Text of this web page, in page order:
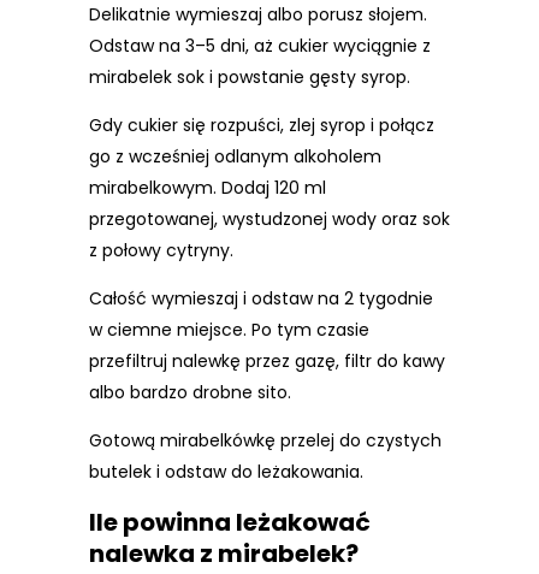
Delikatnie wymieszaj albo porusz słojem.
Odstaw na 3–5 dni, aż cukier wyciągnie z
mirabelek sok i powstanie gęsty syrop.
Gdy cukier się rozpuści, zlej syrop i połącz
go z wcześniej odlanym alkoholem
mirabelkowym. Dodaj 120 ml
przegotowanej, wystudzonej wody oraz sok
z połowy cytryny.
Całość wymieszaj i odstaw na 2 tygodnie
w ciemne miejsce. Po tym czasie
przefiltruj nalewkę przez gazę, filtr do kawy
albo bardzo drobne sito.
Gotową mirabelkówkę przelej do czystych
butelek i odstaw do leżakowania.
Ile powinna leżakować
nalewka z mirabelek?